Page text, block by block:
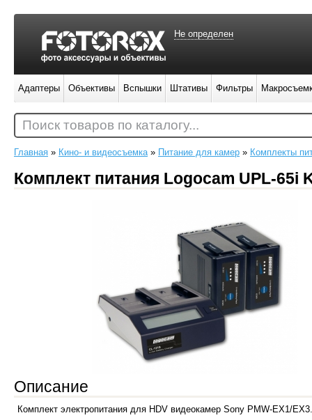
Главная » Кино- и видеосъемка» Питание для камер » Комплекты
Комплект питания Logocam UPL-65i
Описание
Комплект электропитания для HDV видеокамер Sony PMW-EX1/EX3.
Не определен
Адаптеры Объективы Вспышки Штативы Фильтры
Поиск товаров по каталогу...